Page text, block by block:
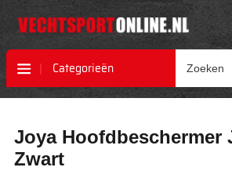
Categorieën
naar
het
einde
naar
het
begin
Joya Hoofdbeschermer
Zwart